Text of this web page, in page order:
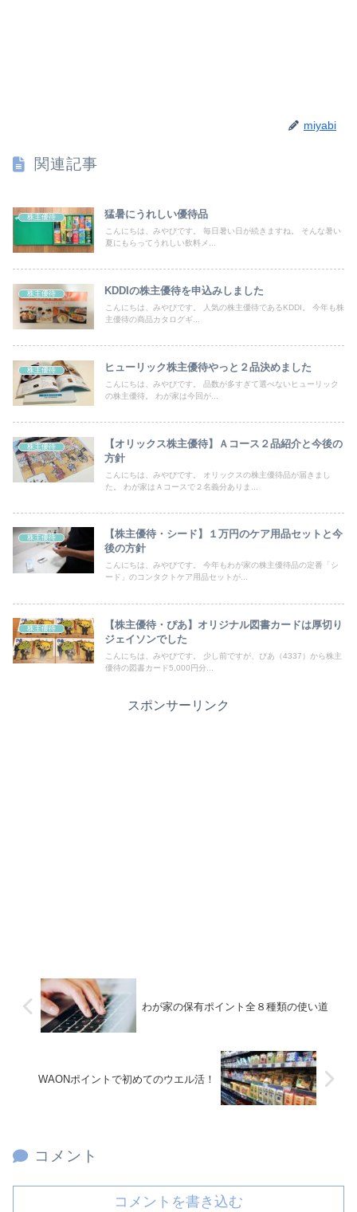
miyabi
関連記事
株主優待 猛暑にうれしい優待品
こんにちは、みやびです。 毎日暑い日が続きますね。 そんな暑い
夏にもらってうれしい飲料メ...
株主優待 KDDIの株主優待を申込みしました
こんにちは、みやびです。 人気の株主優待であるKDDI。 今年も株
主優待の商品カタログギ...
株主優待 ヒューリック株主優待やっと２品決めました
こんにちは、みやびです。 品数が多すぎて選べないヒューリック
の株主優待。 わが家は今回が...
株主優待
【オリックス株主優待】Ａコース２品紹介と今後の
方針
こんにちは、みやびです。 オリックスの株主優待品が届きまし
た。 わが家はＡコースで２名義分ありま...
株主優待
【株主優待・シード】１万円のケア用品セットと今
後の方針
こんにちは、みやびです。 今年もわが家の株主優待品の定番「シ
ード」のコンタクトケア用品セットが...
株主優待
【株主優待・ぴあ】オリジナル図書カードは厚切り
ジェイソンでした
こんにちは、みやびです。 少し前ですが、ぴあ（4337）から株主
優待の図書カード5,000円分...
スポンサーリンク
わが家の保有ポイント全８種類の使い道
WAONポイントで初めてのウエル活！
コメント
コメントを書き込む